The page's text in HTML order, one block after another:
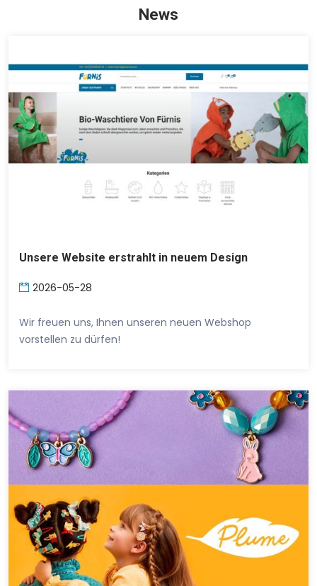
News
Unsere Website erstrahlt in neuem Design
2026-05-28
Wir freuen uns, Ihnen unseren neuen Webshop
vorstellen zu dürfen!